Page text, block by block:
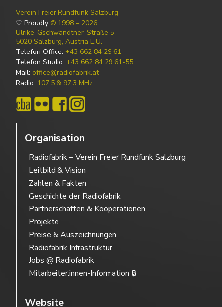
Verein Freier Rundfunk Salzburg
♡ Proudly © 1998 – 2026
Ulrike-Gschwandtner-Straße 5
5020 Salzburg, Austria E.U.
Telefon Office: +43 662 84 29 61
Telefon Studio: +43 662 84 29 61-55
Mail: office@radiofabrik.at
Radio: 107,5 & 97,3 MHz
Organisation
Radiofabrik – Verein Freier Rundfunk Salzburg
Leitbild & Vision
Zahlen & Fakten
Geschichte der Radiofabrik
Partnerschaften & Kooperationen
Projekte
Preise & Auszeichnungen
Radiofabrik Infrastruktur
Jobs @ Radiofabrik
Mitarbeiter:innen-Information 🔒
Website